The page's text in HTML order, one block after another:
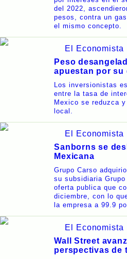
del 2022,
pesos, contra un
el mismo concepto.
El Economista
Peso
apuestan por su
Los inversionistas
entre la tasa de
Mexico se reduzca
local.
El Economista
Sanborns se
Mexicana
Grupo Carso
su subsidiaria
oferta publica que
diciembre, con lo
la empresa a 99.9
El Economista
Wall Street
perspectivas de